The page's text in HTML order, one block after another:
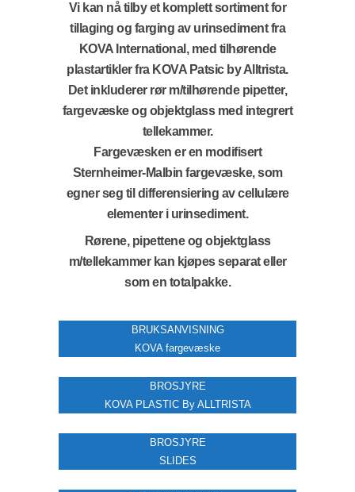
Vi kan nå tilby et komplett sortiment for
tillaging og farging av urinsediment fra
KOVA International, med tilhørende
plastartikler fra KOVA Patsic by Alltrista.
Det inkluderer rør m/tilhørende pipetter,
fargevæske og objektglass med integrert
tellekammer.
Fargevæsken er en modifisert
Sternheimer-Malbin fargevæske, som
egner seg til differensiering av cellulære
elementer i urinsediment.
Rørene, pipettene og objektglass
m/tellekammer kan kjøpes separat eller
som en totalpakke.
BRUKSANVISNING
KOVA fargevæske
BROSJYRE
KOVA PLASTIC By ALLTRISTA
BROSJYRE
SLIDES